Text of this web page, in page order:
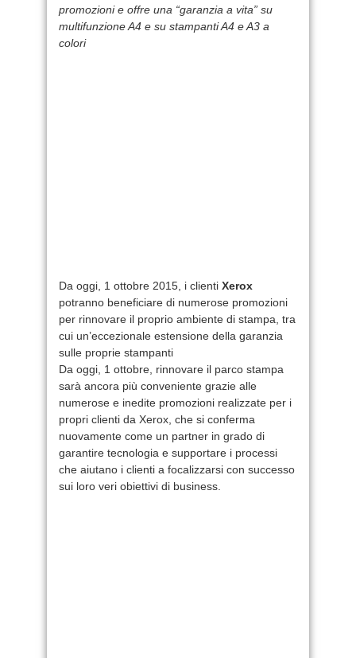
promozioni e offre una “garanzia a vita” su
multifunzione A4 e su stampanti A4 e A3 a
colori
Da oggi, 1 ottobre 2015, i clienti Xerox
potranno beneficiare di numerose promozioni
per rinnovare il proprio ambiente di stampa, tra
cui un’eccezionale estensione della garanzia
sulle proprie stampanti
Da oggi, 1 ottobre, rinnovare il parco stampa
sarà ancora più conveniente grazie alle
numerose e inedite promozioni realizzate per i
propri clienti da Xerox, che si conferma
nuovamente come un partner in grado di
garantire tecnologia e supportare i processi
che aiutano i clienti a focalizzarsi con successo
sui loro veri obiettivi di business.